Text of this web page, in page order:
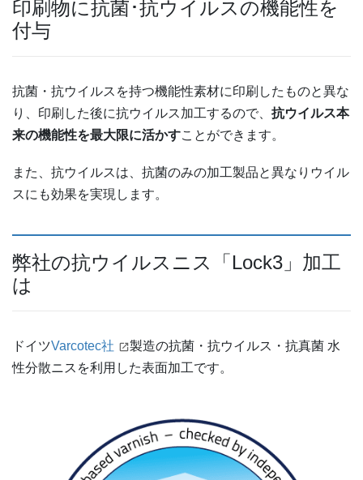
印刷物に抗菌･抗ウイルスの機能性を
付与
抗菌・抗ウイルスを持つ機能性素材に印刷したものと異な
り、印刷した後に抗ウイルス加工するので、 抗ウイルス本
来の機能性を最大限に活かすことができます。
また、抗ウイルスは、抗菌のみの加工製品と異なりウイル
スにも効果を実現します。
弊社の抗ウイルスニス「Lock3」加工
は
ドイツVarcotec社
製造の抗菌・抗ウイルス・抗真菌 水
性分散ニスを利用した表面加工です。